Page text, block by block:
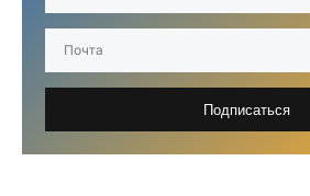
Подписаться